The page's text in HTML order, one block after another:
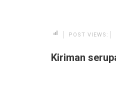
POST VIEWS:
Kiriman